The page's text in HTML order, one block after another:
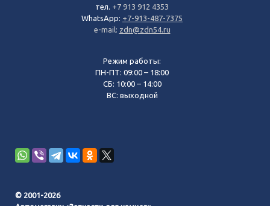
тел. +7 913 912 4353
WhatsApp: +7-913-487-7375
e-mail: zdn@zdn54.ru
Режим работы:
ПН-ПТ: 09:00 – 18:00
СБ: 10:00 – 14:00
ВС: выходной
© 2001-2026